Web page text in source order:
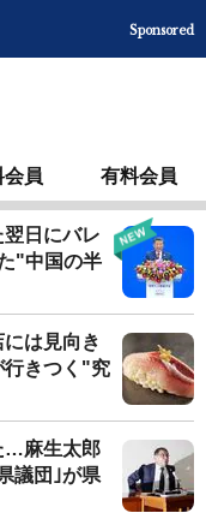
Sponsored
会員 有料会員
日にバレ
"中国の半
は見向き
きつく"究
…麻生太郎
議団｣が県